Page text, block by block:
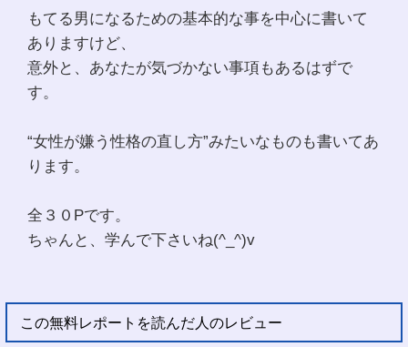
もてる男になるための基本的な事を中心に書いて
ありますけど、
意外と、あなたが気づかない事項もあるはずで
す。
“女性が嫌う性格の直し方”みたいなものも書いてあ
ります。
全３０Pです。
ちゃんと、学んで下さいね(^_^)v
この無料レポートを読んだ人のレビュー